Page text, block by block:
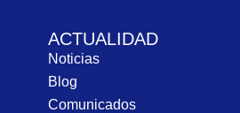
ACTUALIDAD
Noticias
Blog
Comunicados